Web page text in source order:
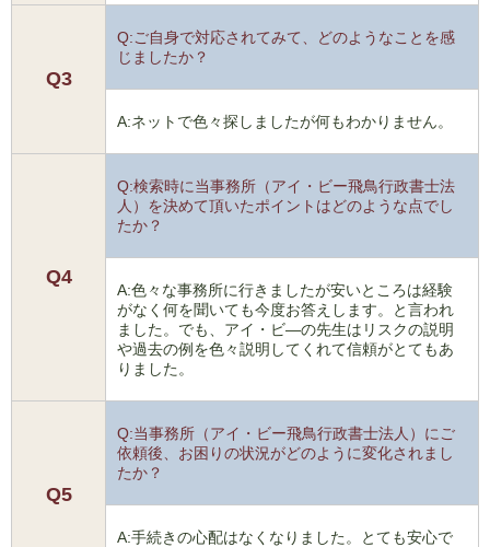
Q3
Q:ご自身で対応されてみて、どのようなことを感
じましたか？
A:ネットで色々探しましたが何もわかりません。
Q4
Q:検索時に当事務所（アイ・ビー飛鳥行政書士法
人）を決めて頂いたポイントはどのような点でし
たか？
A:色々な事務所に行きましたが安いところは経験
がなく何を聞いても今度お答えします。と言われ
ました。でも、アイ・ビ―の先生はリスクの説明
や過去の例を色々説明してくれて信頼がとてもあ
りました。
Q5
Q:当事務所（アイ・ビー飛鳥行政書士法人）にご
依頼後、お困りの状況がどのように変化されまし
たか？
A:手続きの心配はなくなりました。とても安心で